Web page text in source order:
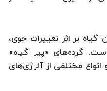
بر اثر تغییرات جوی،
گرده‌های «پیر گیاه»
مختلفی از آلرژی‌های